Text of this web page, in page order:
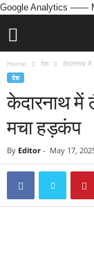
Google Analytics ——
Home देश केदारनाथ
देश
केदारनाथ में
मचा हड़कंप
By Editor - May 17,